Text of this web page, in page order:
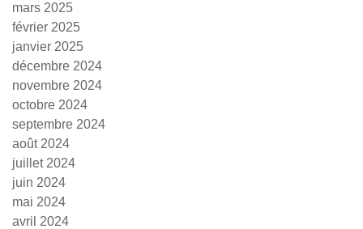
mars 2025
février 2025
janvier 2025
décembre 2024
novembre 2024
octobre 2024
septembre 2024
août 2024
juillet 2024
juin 2024
mai 2024
avril 2024